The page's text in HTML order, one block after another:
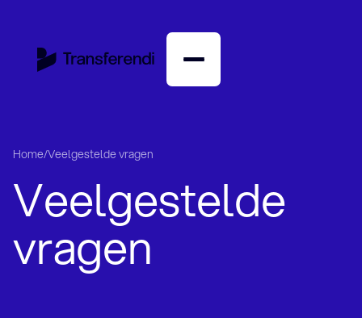
Arabisch vertaalbureau
Bulgaars vertaalbureau
Chinees vertaalbureau
Deens vertaalbureau
Duits vertaalbureau
Home/Veelgestelde vragen
Veelgestelde
vragen